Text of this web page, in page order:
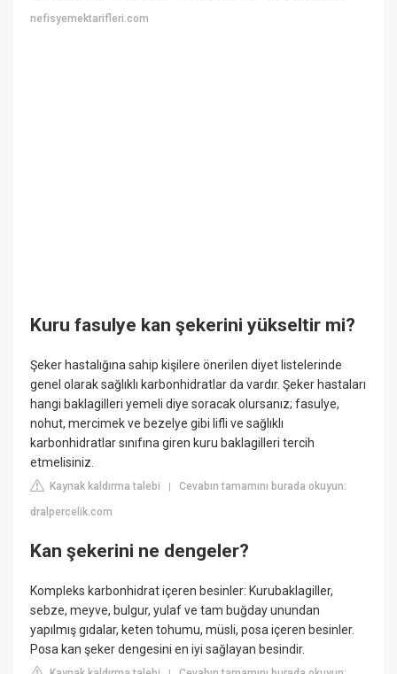
nefisyemektarifleri.com
Kuru fasulye kan şekerini yükseltir mi?
Şeker hastalığına sahip kişilere önerilen diyet listelerinde
genel olarak sağlıklı karbonhidratlar da vardır. Şeker hastaları
hangi baklagilleri yemeli diye soracak olursanız; fasulye,
nohut, mercimek ve bezelye gibi lifli ve sağlıklı
karbonhidratlar sınıfına giren kuru baklagilleri tercih
etmelisiniz.
Kaynak kaldırma talebi |Cevabın tamamını burada okuyun:
dralpercelik.com
Kan şekerini ne dengeler?
Kompleks karbonhidrat içeren besinler: Kurubaklagiller,
sebze, meyve, bulgur, yulaf ve tam buğday unundan
yapılmış gıdalar, keten tohumu, müsli, posa içeren besinler.
Posa kan şeker dengesini en iyi sağlayan besindir.